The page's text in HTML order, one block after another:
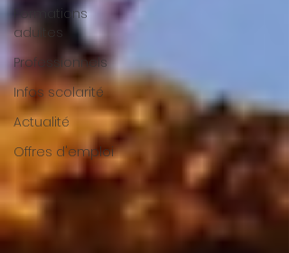
Formations
adultes
Professionnels
Infos scolarité
Actualité
Offres d'emploi